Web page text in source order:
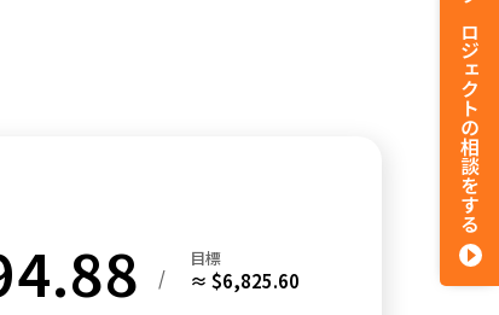
/
目標
≈ $6,825.60
プロジェクトの相談をする